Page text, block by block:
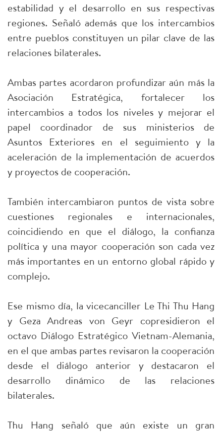
estabilidad y el desarrollo en sus respectivas
regiones. Señaló además que los intercambios
entre pueblos constituyen un pilar clave de las
relaciones bilaterales.
Ambas partes acordaron profundizar aún más la
Asociación Estratégica, fortalecer los
intercambios a todos los niveles y mejorar el
papel coordinador de sus ministerios de
Asuntos Exteriores en el seguimiento y la
aceleración de la implementación de acuerdos
y proyectos de cooperación.
También intercambiaron puntos de vista sobre
cuestiones regionales e internacionales,
coincidiendo en que el diálogo, la confianza
política y una mayor cooperación son cada vez
más importantes en un entorno global rápido y
complejo.
Ese mismo día, la vicecanciller Le Thi Thu Hang
y Geza Andreas von Geyr copresidieron el
octavo Diálogo Estratégico Vietnam-Alemania,
en el que ambas partes revisaron la cooperación
desde el diálogo anterior y destacaron el
desarrollo dinámico de las relaciones
bilaterales.
Thu Hang señaló que aún existe un gran